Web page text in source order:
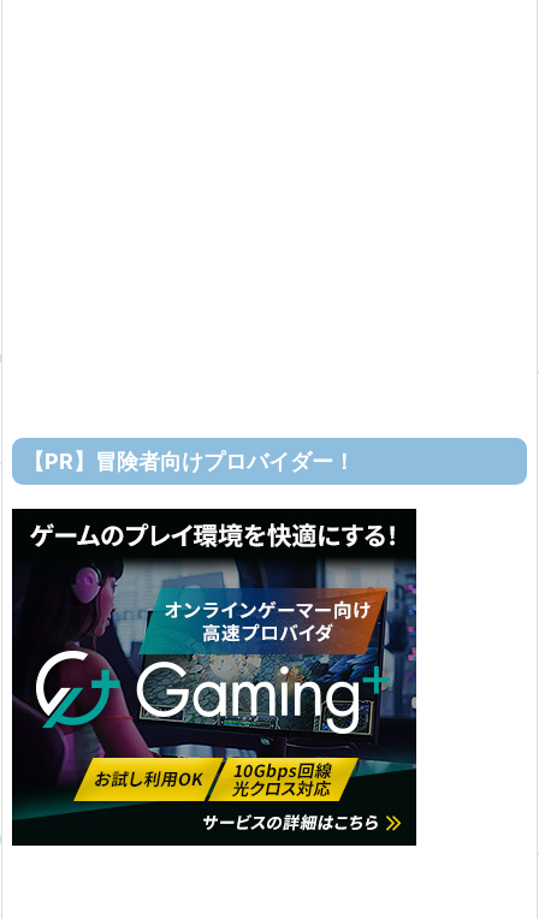
【PR】冒険者向けプロバイダー！